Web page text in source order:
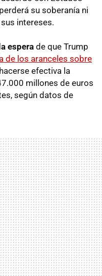
su soberanía ni
intereses.
espera de que Trump
de los aranceles sobre
efectiva la
millones de euros
según datos de